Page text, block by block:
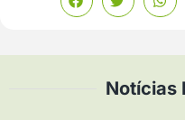
Notícias